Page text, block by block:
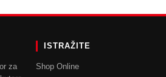
za
ISTRAŽITE
Shop Online